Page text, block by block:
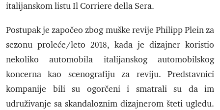
italijanskom listu Il Corriere della Sera.
Postupak je započeo zbog muške revije Philipp Plein za
sezonu proleće/leto 2018, kada je dizajner koristio
nekoliko automobila italijanskog automobilskog
koncerna kao scenografiju za reviju. Predstavnici
kompanije bili su ogorčeni i smatrali su da im
udruživanje sa skandaloznim dizajnerom šteti ugledu.